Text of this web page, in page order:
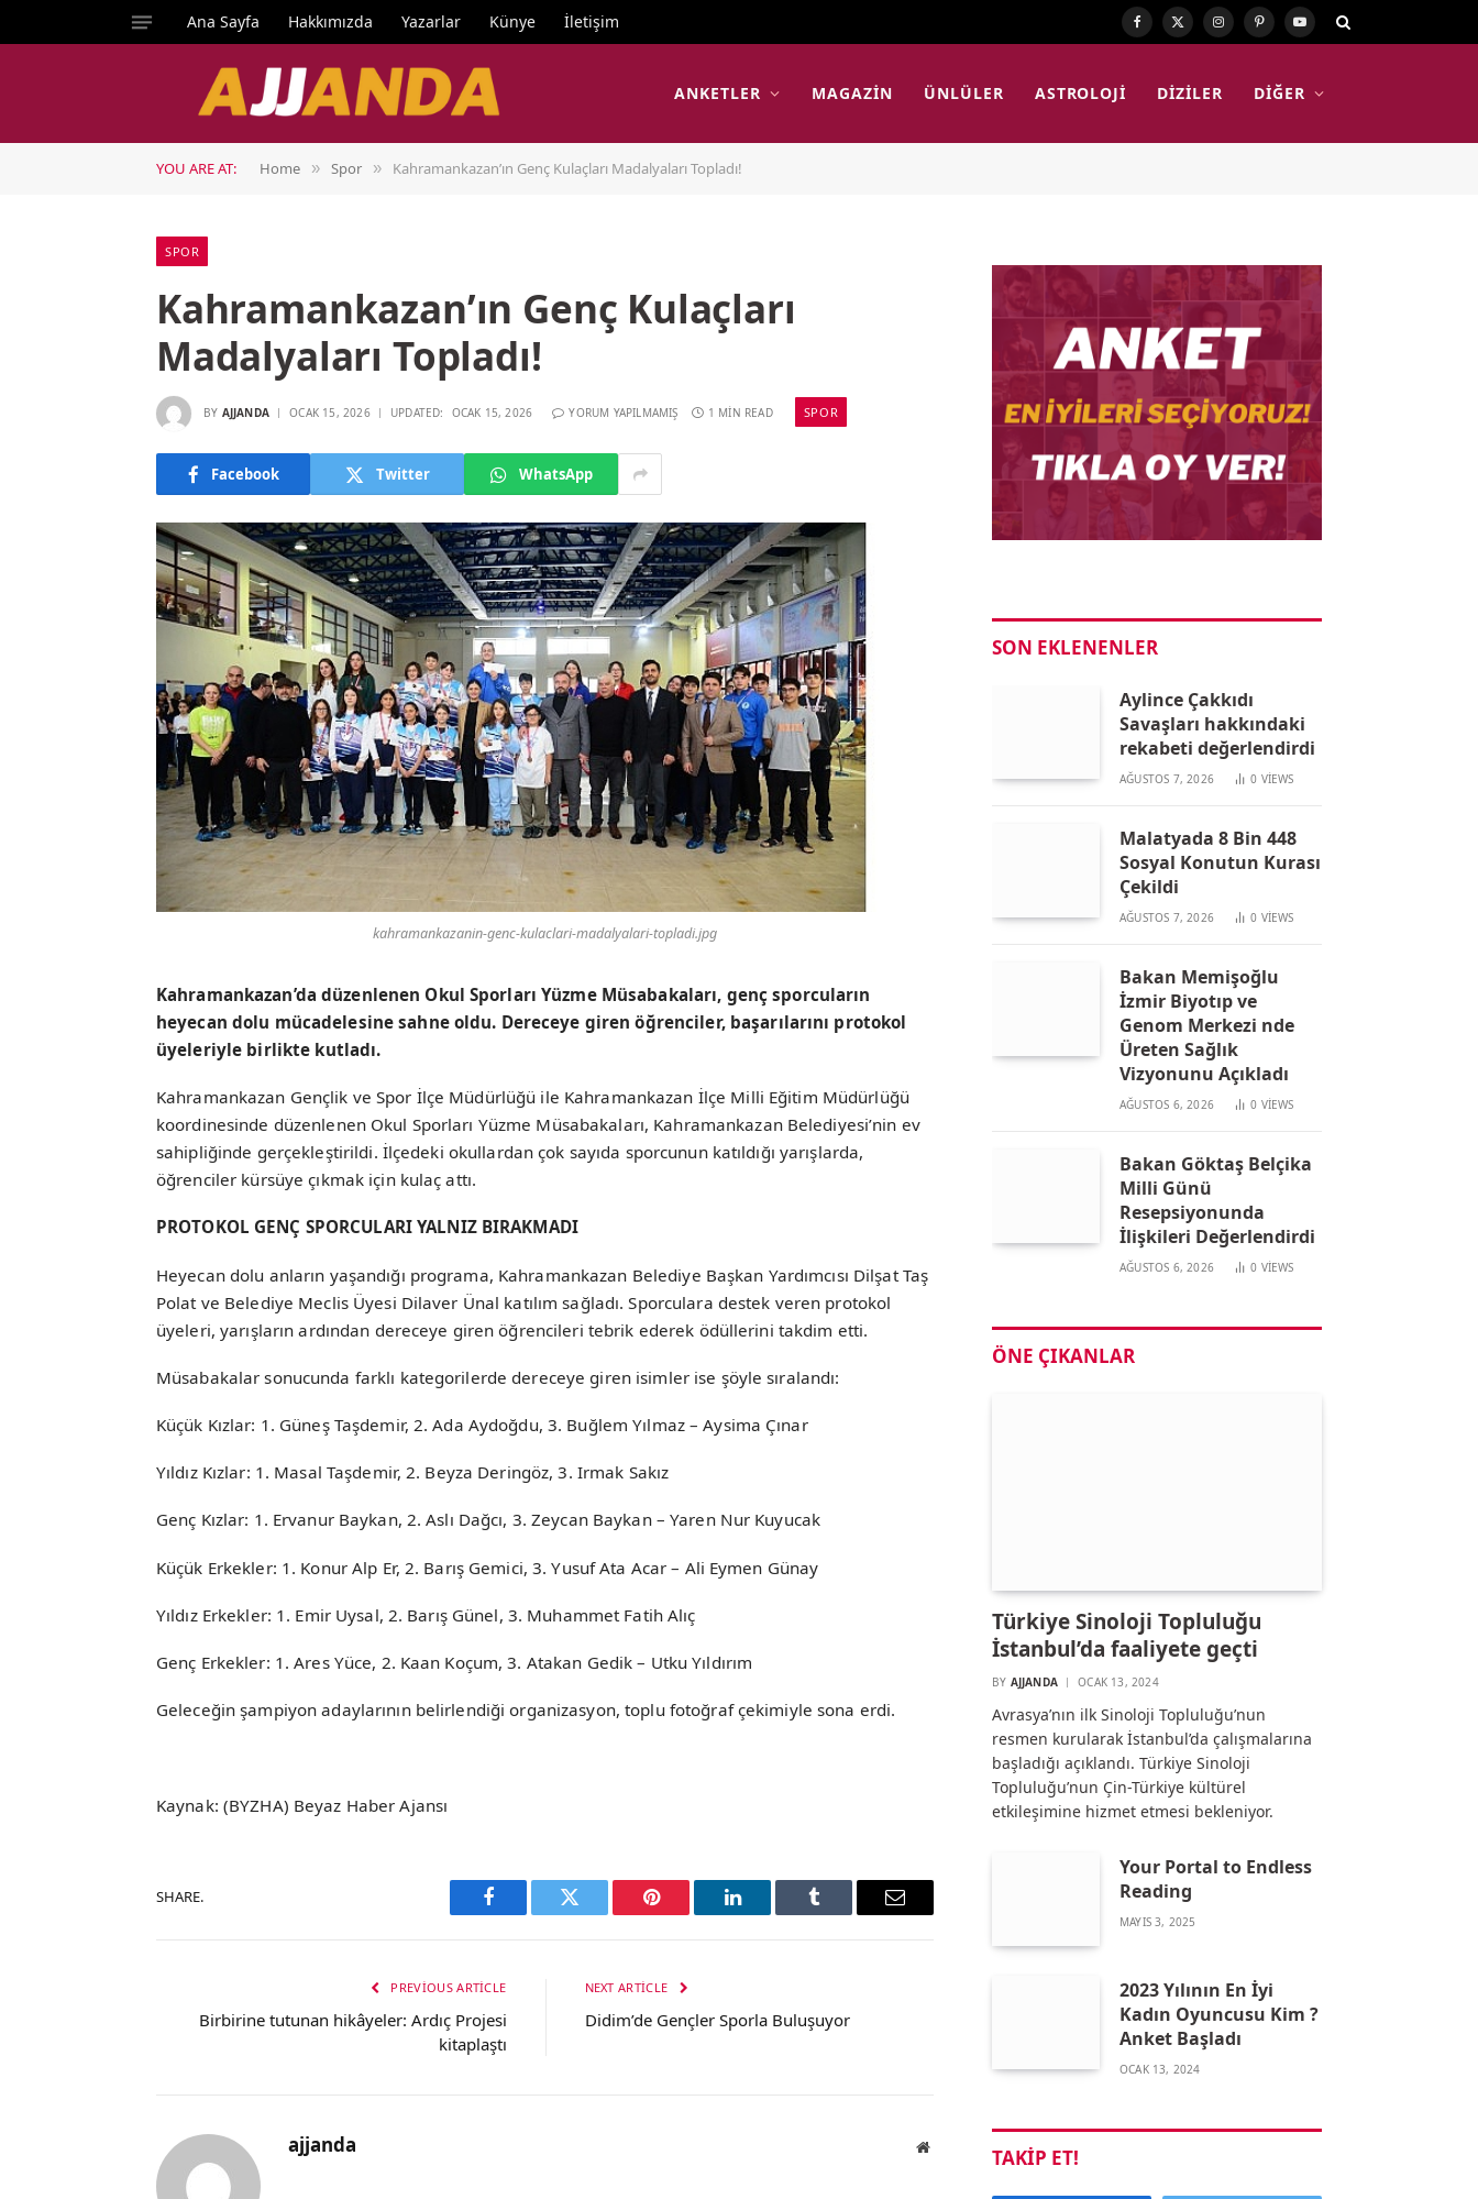
Ana Sayfa Hakkımızda Yazarlar Künye İletişim Facebook
X
Instagram
PinterestYouTube
ANKETLER MAGAZIN ÜNLÜLER ASTROLOJI DIZILER DIĞER
YOU ARE AT: Home » Spor » Kahramankazan’ın Genç Kulaçları Madalyaları Topladı!
SPOR
Kahramankazan’ın Genç Kulaçları
Madalyaları Topladı!
BY AJJANDA OCAK 15, 2026 UPDATED: OCAK 15, 2026 YORUM YAPILMAMIŞ 1 MIN READ SPOR
Facebook Twitter WhatsApp
kahramankazanin-genc-kulaclari-madalyalari-topladi.jpg
Kahramankazan’da düzenlenen Okul Sporları Yüzme Müsabakaları, genç sporcuların
heyecan dolu mücadelesine sahne oldu. Dereceye giren öğrenciler, başarılarını protokol
üyeleriyle birlikte kutladı.
Kahramankazan Gençlik ve Spor İlçe Müdürlüğü ile Kahramankazan İlçe Milli Eğitim Müdürlüğü
koordinesinde düzenlenen Okul Sporları Yüzme Müsabakaları, Kahramankazan Belediyesi’nin ev
sahipliğinde gerçekleştirildi. İlçedeki okullardan çok sayıda sporcunun katıldığı yarışlarda,
öğrenciler kürsüye çıkmak için kulaç attı.
PROTOKOL GENÇ SPORCULARI YALNIZ BIRAKMADI
Heyecan dolu anların yaşandığı programa, Kahramankazan Belediye Başkan Yardımcısı Dilşat Taş
Polat ve Belediye Meclis Üyesi Dilaver Ünal katılım sağladı. Sporculara destek veren protokol
üyeleri, yarışların ardından dereceye giren öğrencileri tebrik ederek ödüllerini takdim etti.
Müsabakalar sonucunda farklı kategorilerde dereceye giren isimler ise şöyle sıralandı:
Küçük Kızlar: 1. Güneş Taşdemir, 2. Ada Aydoğdu, 3. Buğlem Yılmaz – Aysima Çınar
Yıldız Kızlar: 1. Masal Taşdemir, 2. Beyza Deringöz, 3. Irmak Sakız
Genç Kızlar: 1. Ervanur Baykan, 2. Aslı Dağcı, 3. Zeycan Baykan – Yaren Nur Kuyucak
Küçük Erkekler: 1. Konur Alp Er, 2. Barış Gemici, 3. Yusuf Ata Acar – Ali Eymen Günay
Yıldız Erkekler: 1. Emir Uysal, 2. Barış Günel, 3. Muhammet Fatih Alıç
Genç Erkekler: 1. Ares Yüce, 2. Kaan Koçum, 3. Atakan Gedik – Utku Yıldırım
Geleceğin şampiyon adaylarının belirlendiği organizasyon, toplu fotoğraf çekimiyle sona erdi.
Kaynak: (BYZHA) Beyaz Haber Ajansı
SHARE.
Facebook Twitter Pinterest LinkedIn Tumblr Email
PREVIOUS ARTICLE
Birbirine tutunan hikâyeler: Ardıç Projesi
kitaplaştı
NEXT ARTICLE
Didim’de Gençler Sporla Buluşuyor
ajjanda Website
SON EKLENENLER
Aylince Çakkıdı
Savaşları hakkındaki
rekabeti değerlendirdi
AĞUSTOS 7, 2026 0 VIEWS
Malatyada 8 Bin 448
Sosyal Konutun Kurası
Çekildi
AĞUSTOS 7, 2026 0 VIEWS
Bakan Memişoğlu
İzmir Biyotıp ve
Genom Merkezi nde
Üreten Sağlık
Vizyonunu Açıkladı
AĞUSTOS 6, 2026 0 VIEWS
Bakan Göktaş Belçika
Milli Günü
Resepsiyonunda
İlişkileri Değerlendirdi
AĞUSTOS 6, 2026 0 VIEWS
ÖNE ÇIKANLAR
Türkiye Sinoloji Topluluğu
İstanbul’da faaliyete geçti
BY AJJANDA OCAK 13, 2024
Avrasya’nın ilk Sinoloji Topluluğu’nun
resmen kurularak İstanbul’da çalışmalarına
başladığı açıklandı. Türkiye Sinoloji
Topluluğu’nun Çin-Türkiye kültürel
etkileşimine hizmet etmesi bekleniyor.
Your Portal to Endless
Reading
MAYIS 3, 2025
2023 Yılının En İyi
Kadın Oyuncusu Kim ?
Anket Başladı
OCAK 13, 2024
TAKIP ET!